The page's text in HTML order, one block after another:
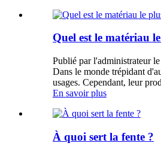
Quel est le matériau
Publié par l'administrateur
Dans le monde trépidant
usages. Cependant, leur
En savoir plus
À quoi sert la fente ?